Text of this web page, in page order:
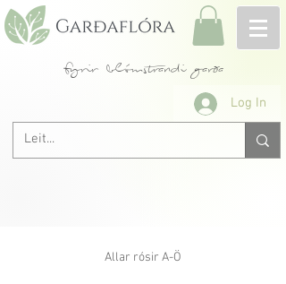
fyrir blómstrandi garða
Log In
Allar rósir A-Ö